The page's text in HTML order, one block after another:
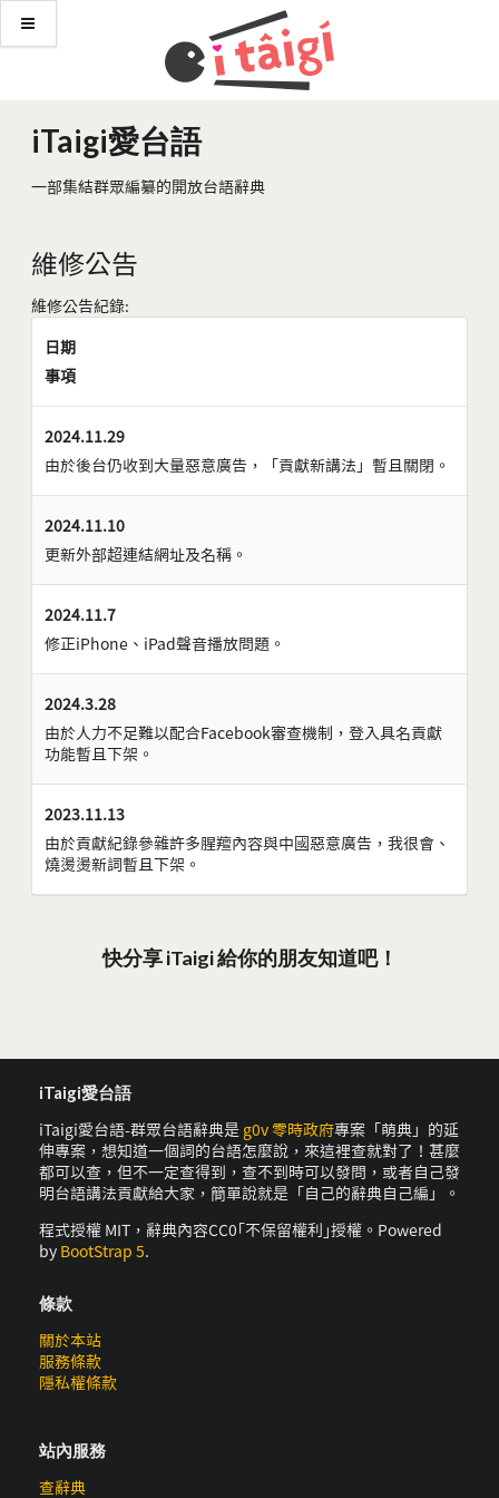
iTaigi愛台語
一部集結群眾編纂的開放台語辭典
維修公告
維修公告紀錄:
日期
事項
2024.11.29
由於後台仍收到大量惡意廣告，「貢獻新講法」暫且關閉。
2024.11.10
更新外部超連結網址及名稱。
2024.11.7
修正iPhone、iPad聲音播放問題。
2024.3.28
由於人力不足難以配合Facebook審查機制，登入具名貢獻
功能暫且下架。
2023.11.13
由於貢獻紀錄參雜許多腥羶內容與中國惡意廣告，我很會、
燒燙燙新詞暫且下架。
快分享 iTaigi 給你的朋友知道吧！
iTaigi愛台語
iTaigi愛台語-群眾台語辭典是 g0v 零時政府專案「萌典」的延
伸專案，想知道一個詞的台語怎麼說，來這裡查就對了！甚麼
都可以查，但不一定查得到，查不到時可以發問，或者自己發
明台語講法貢獻給大家，簡單說就是「自己的辭典自己編」。
程式授權 MIT，辭典內容CC0｢不保留權利｣授權。Powered
by BootStrap 5.
條款
關於本站
服務條款
隱私權條款
站內服務
查辭典